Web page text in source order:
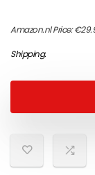
Amazon.nl Price:€
Shipping.